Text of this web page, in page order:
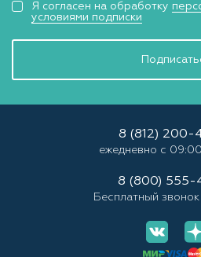
Я согласен на обработку
условиями подписки
8 (812) 200-
ежедневно с
8 (800) 555-
Бесплатный